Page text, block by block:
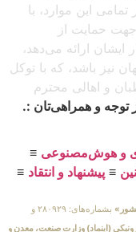
این موارد، با
حمایت از
ایشان ارائه می‌دهد،
نیز باشد، که با توکل
و اهالی محترم
و همراهی‌تان :.
و هوش‌مصنوعی ≡
≡ پیشنهاد و انتقاد ≡
بشماره‌های: ۲۸۰۹۲۹ و
(اینماد) وزارت صنعت، معدن و